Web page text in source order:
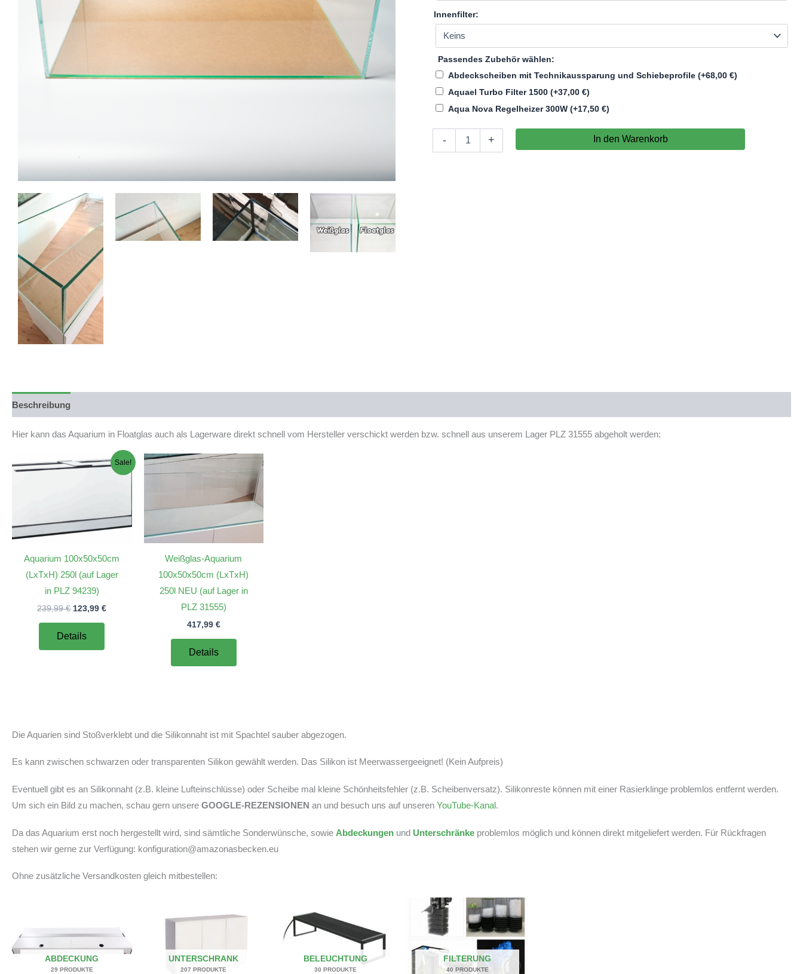
Innenfilter:
Passendes Zubehör wählen:
Abdeckscheiben mit Technikaussparung und Schiebeprofile(+68,00€)
Aquael Turbo Filter 1500(+37,00€)
Aqua Nova Regelheizer 300W(+17,50€)
-
100x50x50cm
+ In den Warenkorb
Beschreibung
Hier kann das Aquarium in Floatglas auch als Lagerware direkt schnell vom Hersteller verschickt werden bzw. schnell aus unserem Lager PLZ 31555 abgeholt werden:
Sale!
Aquarium 100x50x50cm
(LxTxH) 250l (auf Lager
in PLZ 94239)
239,99€ Ursprünglicher
239,99 €
123,99€Aktueller
Details
Weißglas-Aquarium
100x50x50cm (LxTxH)
250l NEU (auf Lager in
PLZ 31555)
417,99 €
Details
Die Aquarien sind Stoßverklebt und die Silikonnaht ist mit Spachtel sauber abgezogen.
Es kann zwischen schwarzen oder transparenten Silikon gewählt werden. Das Silikon ist Meerwassergeeignet! (Kein Aufpreis)
Eventuell gibt es an Silikonnaht (z.B. kleine Lufteinschlüsse) oder Scheibe mal kleine Schönheitsfehler (z.B. Scheibenversatz). Silikonreste können mit einer Rasierklinge problemlos entfernt werden.
Um sich ein Bild zu machen, schau gern unsere GOOGLE-REZENSIONEN an und besuch uns auf unseren YouTube-Kanal.
Da das Aquarium erst noch hergestellt wird, sind sämtliche Sonderwünsche, sowie Abdeckungen und Unterschränke problemlos möglich und können direkt mitgeliefert werden. Für Rückfragen
stehen wir gerne zur Verfügung: konfiguration@amazonasbecken.eu
Ohne zusätzliche Versandkosten gleich mitbestellen:
ABDECKUNG
29 PRODUKTE
UNTERSCHRANK
207 PRODUKTE
BELEUCHTUNG
30 PRODUKTE
FILTERUNG
40 PRODUKTE